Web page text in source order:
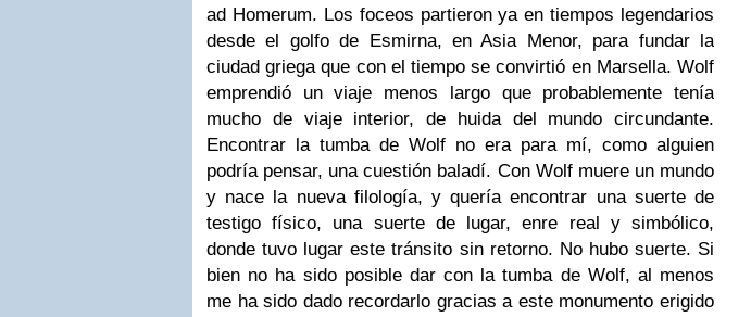
ad Homerum. Los foceos partieron ya en tiempos legendarios
desde el golfo de Esmirna, en Asia Menor, para fundar la
ciudad griega que con el tiempo se convirtió en Marsella. Wolf
emprendió un viaje menos largo que probablemente tenía
mucho de viaje interior, de huida del mundo circundante.
Encontrar la tumba de Wolf no era para mí, como alguien
podría pensar, una cuestión baladí. Con Wolf muere un mundo
y nace la nueva filología, y quería encontrar una suerte de
testigo físico, una suerte de lugar, enre real y simbólico,
donde tuvo lugar este tránsito sin retorno. No hubo suerte. Si
bien no ha sido posible dar con la tumba de Wolf, al menos
me ha sido dado recordarlo gracias a este monumento erigido